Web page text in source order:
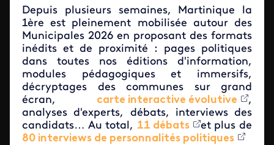
Depuis plusieurs semaines, Martinique la
1ère est pleinement mobilisée autour des
Municipales 2026 en proposant des formats
inédits et de proximité : pages politiques
dans toutes nos éditions d'information,
modules pédagogiques et immersifs,
décryptages des communes sur grand
écran, carte interactive évolutive
,
analyses d'experts, débats, interviews des
candidats… Au total, 11 débats
et plus de
80 interviews de personnalités politiques